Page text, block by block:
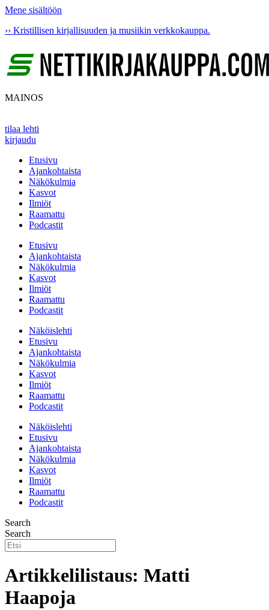
Mene sisältöön
›› Kristillisen kirjallisuuden ja musiikin verkkokauppa.
MAINOS
tilaa lehti
kirjaudu
Etusivu
Ajankohtaista
Näkökulmia
Kasvot
Ilmiöt
Raamattu
Podcastit
Etusivu
Ajankohtaista
Näkökulmia
Kasvot
Ilmiöt
Raamattu
Podcastit
Näköislehti
Etusivu
Ajankohtaista
Näkökulmia
Kasvot
Ilmiöt
Raamattu
Podcastit
Näköislehti
Etusivu
Ajankohtaista
Näkökulmia
Kasvot
Ilmiöt
Raamattu
Podcastit
Search
Search
Artikkelilistaus: Matti
Haapoja